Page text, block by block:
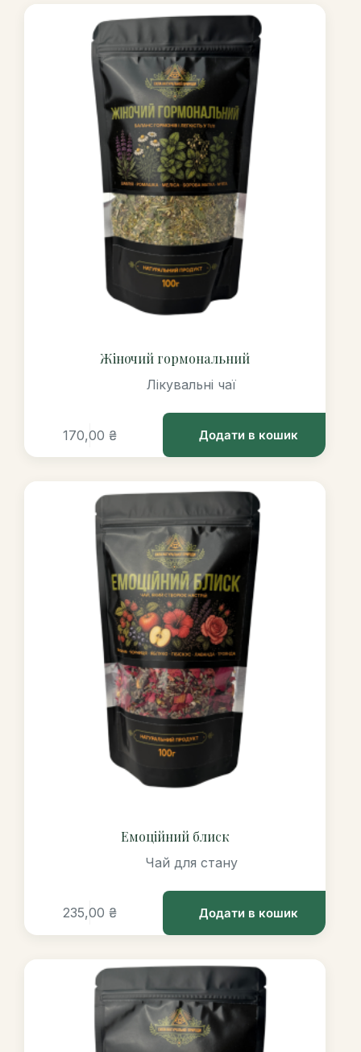
Жіночий гормональний
Лікувальні чаї
170,00 ₴ Додати в кошик
Емоційний блиск
Чай для стану
235,00 ₴ Додати в кошик